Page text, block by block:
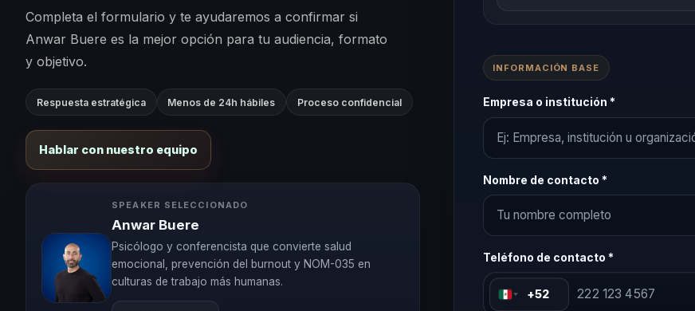
Completa el formulario y te ayudaremos a confirmar si
Anwar Buere es la mejor opción para tu audiencia, formato
y objetivo.
Respuesta estratégica Menos de 24h hábiles Proceso confidencial
Hablar con nuestro equipo
SPEAKER SELECCIONADO
Anwar Buere
Psicólogo y conferencista que convierte salud
emocional, prevención del burnout y NOM-035 en
culturas de trabajo más humanas.
INFORMACIÓN BASE
Empresa o institución *
Nombre de contacto *
Teléfono de contacto *
+52